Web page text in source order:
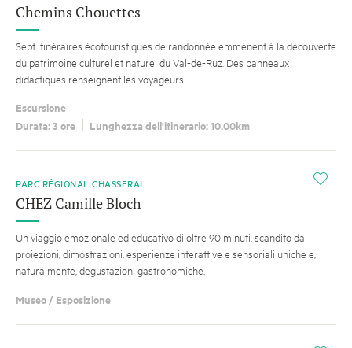
Chemins Chouettes
Sept itinéraires écotouristiques de randonnée emmènent à la découverte
du patrimoine culturel et naturel du Val-de-Ruz. Des panneaux
didactiques renseignent les voyageurs.
Escursione
Durata: 3 ore
Lunghezza dell'itinerario: 10.00km
i
PARC RÉGIONAL CHASSERAL
CHEZ Camille Bloch
Un viaggio emozionale ed educativo di oltre 90 minuti, scandito da
proiezioni, dimostrazioni, esperienze interattive e sensoriali uniche e,
naturalmente, degustazioni gastronomiche.
Museo / Esposizione